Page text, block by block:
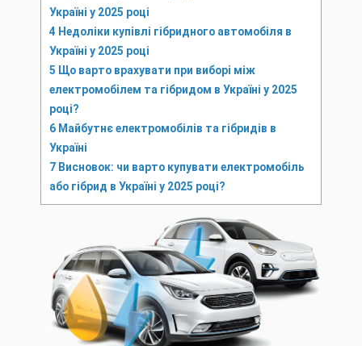
Україні у 2025 році
4 Недоліки купівлі гібридного автомобіля в
Україні у 2025 році
5 Що варто врахувати при виборі між
електромобілем та гібридом в Україні у 2025
році?
6 Майбутнє електромобілів та гібридів в
Україні
7 Висновок: чи варто купувати електромобіль
або гібрид в Україні у 2025 році?